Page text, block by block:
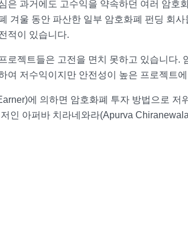
은 과거에도 고수익을 약속하던 여러 암호
겨울 동안 파산한 일부 암호화폐 펀딩 회
적이 있습니다.
로젝트들은 고전을 면치 못하고 있습니다.
여 저수익이지만 안전성이 높은 프로젝트
에 의하면 암호화폐 투자 방법으로 저
인 아퍼바 치라네와라(Apurva